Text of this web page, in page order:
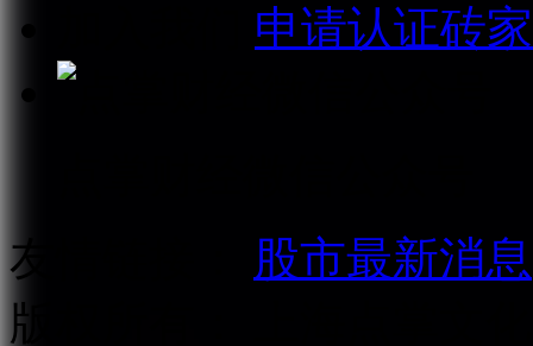
申请认证砖家
友情链接：
股市最新消息
版权所有：